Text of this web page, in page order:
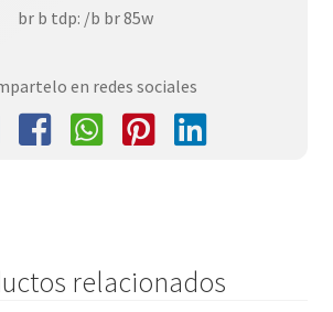
br b tdp: /b br 85w
en redes sociales
relacionados